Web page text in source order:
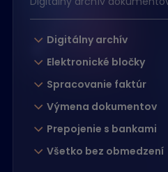
Digitálny archív
Elektronické bločky
Spracovanie faktúr
Výmena dokumentov
Prepojenie s bankami
Všetko bez obmedzení